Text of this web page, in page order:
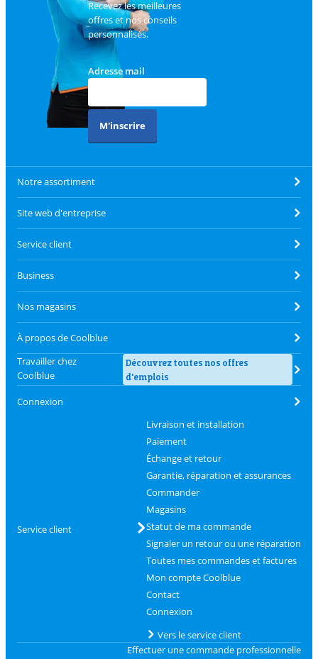
Recevez les meilleures
offres et nos conseils
personnalisés.
Adresse mail
M'inscrire
Notre assortiment
Site web d'entreprise
Service client
Business
Nos magasins
À propos de Coolblue
Travailler chez
Coolblue
Découvrez toutes nos offres
d'emplois
Connexion
Service client
Livraison et installation
Paiement
Échange et retour
Garantie, réparation et assurances
Commander
Magasins
Statut de ma commande
Signaler un retour ou une réparation
Toutes mes commandes et factures
Mon compte Coolblue
Contact
Connexion
Vers le service client
Effectuer une commande professionnelle